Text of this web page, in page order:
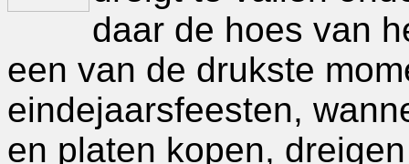
daar de hoes van
een van de drukste
eindejaarsfeesten,
en platen kopen,